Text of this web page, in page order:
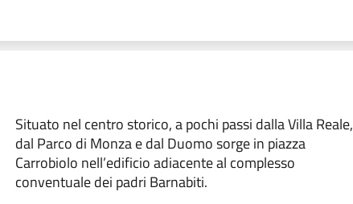
Situato nel centro storico, a pochi passi dalla Villa Reale,
dal Parco di Monza e dal Duomo sorge in piazza
Carrobiolo nell’edificio adiacente al complesso
conventuale dei padri Barnabiti.